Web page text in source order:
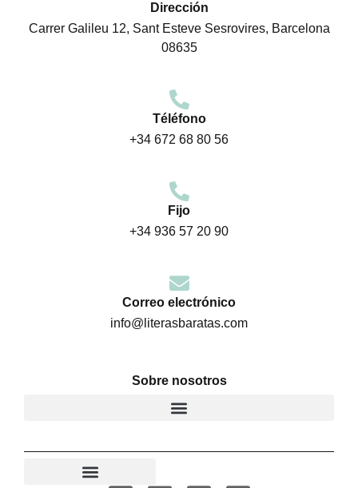
Dirección
Carrer Galileu 12, Sant Esteve Sesrovires, Barcelona
08635
Téléfono
+34 672 68 80 56
Fijo
+34 936 57 20 90
Correo electrónico
info@literasbaratas.com
Sobre nosotros